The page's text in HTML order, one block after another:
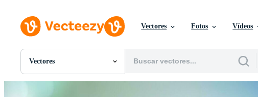
Vectores Fotos Vídeos
Vectores
Todas Imágenes